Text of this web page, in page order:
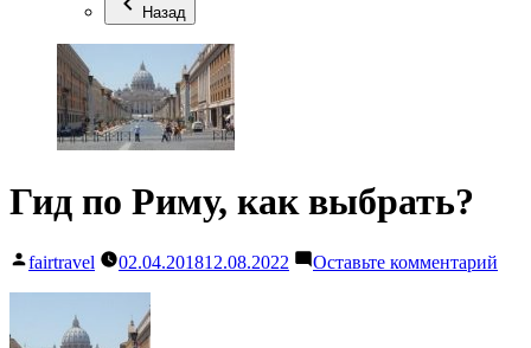
Назад
Гид по Риму, как выбрать?
Написано
fairtravel 02.04.201812.08.2022 Оставьте комментарий